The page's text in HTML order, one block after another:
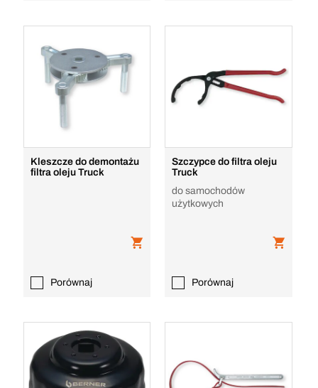
Kleszcze do demontażu
filtra oleju Truck
Porównaj
Szczypce do filtra oleju
Truck
do samochodów
użytkowych
Porównaj